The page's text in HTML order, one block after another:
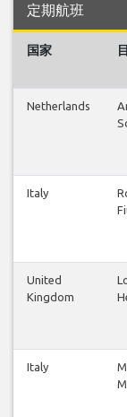
定期航班
国家
Netherlands
Italy
United
Kingdom
Italy